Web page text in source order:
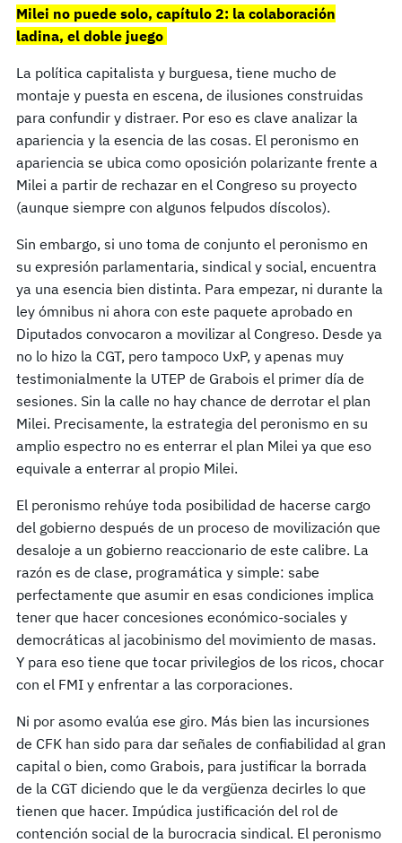
Milei no puede solo, capítulo 2: la colaboración
ladina, el doble juego
La política capitalista y burguesa, tiene mucho de
montaje y puesta en escena, de ilusiones construidas
para confundir y distraer. Por eso es clave analizar la
apariencia y la esencia de las cosas. El peronismo en
apariencia se ubica como oposición polarizante frente a
Milei a partir de rechazar en el Congreso su proyecto
(aunque siempre con algunos felpudos díscolos).
Sin embargo, si uno toma de conjunto el peronismo en
su expresión parlamentaria, sindical y social, encuentra
ya una esencia bien distinta. Para empezar, ni durante la
ley ómnibus ni ahora con este paquete aprobado en
Diputados convocaron a movilizar al Congreso. Desde ya
no lo hizo la CGT, pero tampoco UxP, y apenas muy
testimonialmente la UTEP de Grabois el primer día de
sesiones. Sin la calle no hay chance de derrotar el plan
Milei. Precisamente, la estrategia del peronismo en su
amplio espectro no es enterrar el plan Milei ya que eso
equivale a enterrar al propio Milei.
El peronismo rehúye toda posibilidad de hacerse cargo
del gobierno después de un proceso de movilización que
desaloje a un gobierno reaccionario de este calibre. La
razón es de clase, programática y simple: sabe
perfectamente que asumir en esas condiciones implica
tener que hacer concesiones económico-sociales y
democráticas al jacobinismo del movimiento de masas.
Y para eso tiene que tocar privilegios de los ricos, chocar
con el FMI y enfrentar a las corporaciones.
Ni por asomo evalúa ese giro. Más bien las incursiones
de CFK han sido para dar señales de confiabilidad al gran
capital o bien, como Grabois, para justificar la borrada
de la CGT diciendo que le da vergüenza decirles lo que
tienen que hacer. Impúdica justificación del rol de
contención social de la burocracia sindical. El peronismo